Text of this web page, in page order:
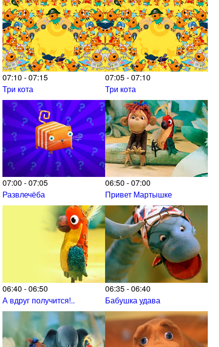
07:10 - 07:15
Три кота
07:05 - 07:10
Три кота
07:00 - 07:05
Развлечёба
06:50 - 07:00
Привет Мартышке
06:40 - 06:50
А вдруг получится!..
06:35 - 06:40
Бабушка удава